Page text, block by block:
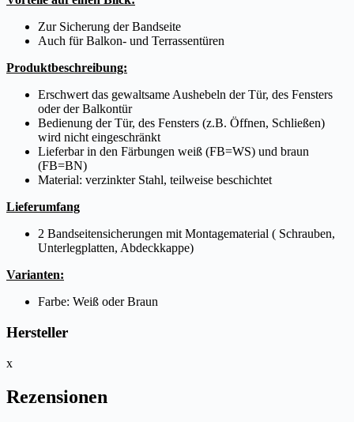
Zur Sicherung der Bandseite
Auch für Balkon- und Terrassentüren
Produktbeschreibung:
Erschwert das gewaltsame Aushebeln der Tür, des Fensters
oder der Balkontür
Bedienung der Tür, des Fensters (z.B. Öffnen, Schließen)
wird nicht eingeschränkt
Lieferbar in den Färbungen weiß (FB=WS) und braun
(FB=BN)
Material: verzinkter Stahl, teilweise beschichtet
Lieferumfang
2 Bandseitensicherungen mit Montagematerial ( Schrauben,
Unterlegplatten, Abdeckkappe)
Varianten:
Farbe: Weiß oder Braun
Hersteller
x
Rezensionen